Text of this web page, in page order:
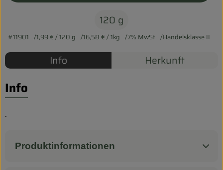
Pferdepension & Reitbetrieb
Firmenkunden
120 g
#11901 1,99 €/ 120 g 16,58 €/ 1kg 7% MwSt Handelsklasse II
Info Herkunft
Info
.
Produktinformationen